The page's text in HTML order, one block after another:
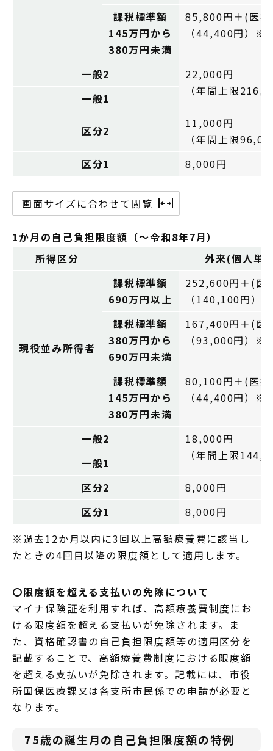
課税標準額
145万円から
380万円未満
85,800円＋(医
（44,400円）※
一般2
22,000円
（年間上限
一般1
区分2
11,000円
（年間上限
区分1
8,000円
画面サイズに合わせて閲覧
1か月の自己負担限度額（～令和8年7月）
所得区分
外来(個人単
現役並み所得者
課税標準額
690万円以上
252,600円＋(
（140,100円）※
課税標準額
380万円から
690万円未満
167,400円＋(
（93,000円）※
課税標準額
145万円から
380万円未満
80,100円＋(医
（44,400円）※
一般2
18,000円
（年間上限
一般1
区分2
8,000円
区分1
8,000円
※過去12か月以内に3回以上高額療養費に該当し
たときの4回目以降の限度額として適用します。
〇限度額を超える支払いの免除について
マイナ保険証を利用すれば、高額療養費制度にお
ける限度額を超える支払いが免除されます。ま
た、資格確認書の自己負担限度額等の適用区分を
記載することで、高額療養費制度における限度額
を超える支払いが免除されます。記載には、市役
所国保医療課又は各支所市民係での申請が必要と
なります。
75歳の誕生月の自己負担限度額の特例